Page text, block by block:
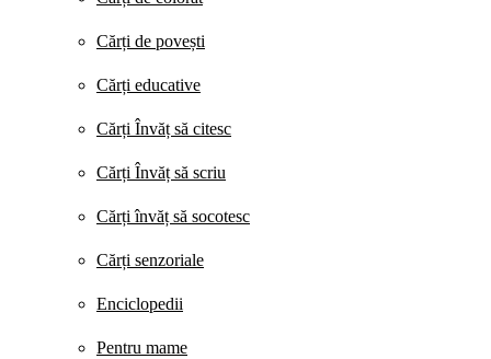
Cărți de povești
Cărți educative
Cărți Învăț să citesc
Cărți Învăț să scriu
Cărți învăț să socotesc
Cărți senzoriale
Enciclopedii
Pentru mame